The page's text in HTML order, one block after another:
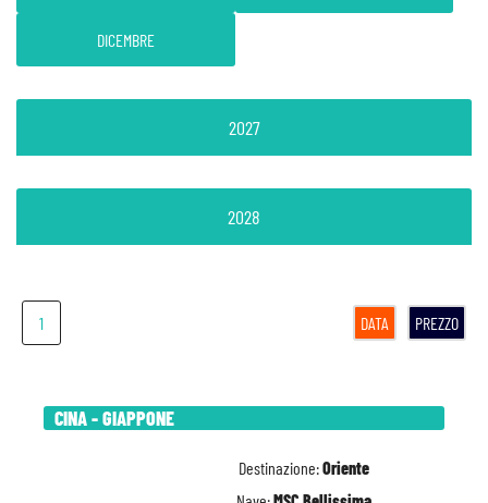
1 DATA PREZZO
CINA - GIAPPONE
Destinazione:Oriente
DICEMBRE
2027
2028